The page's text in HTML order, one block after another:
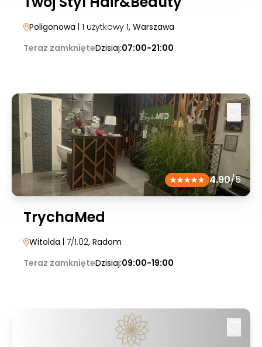
Poligonowa | 1 użytkowy 1, Warszawa
Teraz zamknięteDzisiaj:07:00-21:00
4.90/5
TrychaMed
Witolda | 7/1.02, Radom
Teraz zamknięteDzisiaj:09:00-19:00